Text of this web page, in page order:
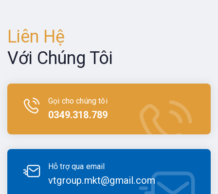
Liên Hệ
Với Chúng Tôi
Gọi cho chúng tôi
0349.318.789
Hỗ trợ qua email
vtgroup.mkt@gmail.com